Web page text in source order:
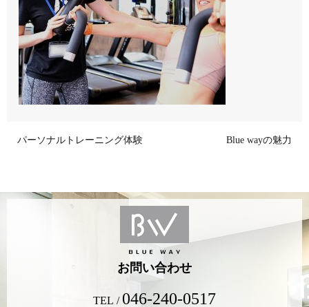
パーソナルトレーニング体験 Blue wayの魅力
お問い合わせ
TEL / 046-240-0517